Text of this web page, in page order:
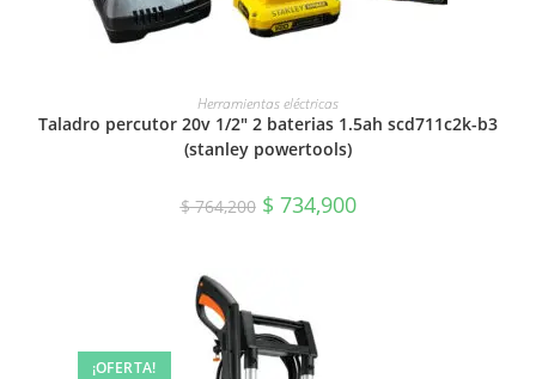
AÑADIR AL CARRITO
Herramientas eléctricas
Taladro percutor 20v 1/2″ 2 baterias 1.5ah scd711c2k-b3
(stanley powertools)
$764,200 $ 734,900
¡OFERTA!